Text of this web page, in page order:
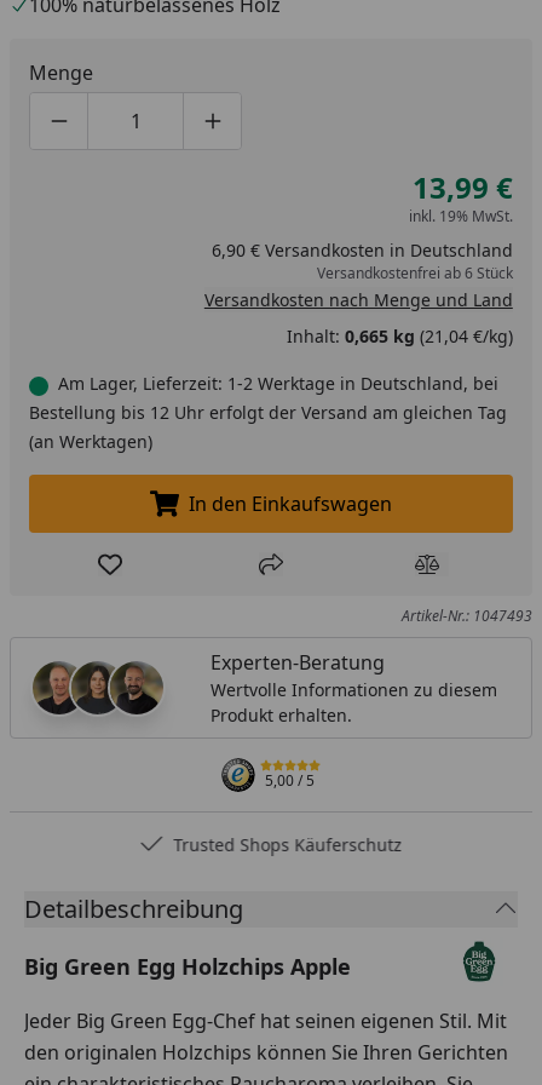
Menge
Produktmenge um eins verringern
Produktmenge manuell eingeben
Produktmenge um eins erhöhen
13,99 €
inkl. 19% MwSt.
6,90 € Versandkosten in Deutschland
Versandkostenfrei ab 6 Stück
Versandkosten nach Menge und Land
Inhalt: 0,665 kg (21,04 €/kg)
Am Lager, Lieferzeit: 1-2 Werktage in Deutschland, bei
Bestellung bis 12 Uhr erfolgt der Versand am gleichen Tag
(an Werktagen)
In den Einkaufswagen legen
In den Einkaufswagen
Produkt zur Wunschliste hinzufügen
Teilen Produkt
Artikel-Nr.: 1047493
Experten-Beratung
Wertvolle Informationen zu diesem
Produkt erhalten.
5,00/ 5
Trusted Shops Käuferschutz
Detailbeschreibung
Big Green Egg Holzchips Apple
Jeder Big Green Egg-Chef hat seinen eigenen Stil. Mit
den originalen Holzchips können Sie Ihren Gerichten